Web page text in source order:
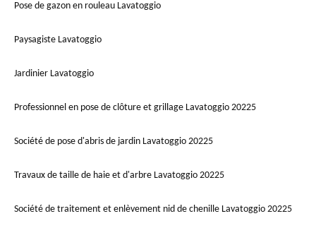
Pose de gazon en rouleau Lavatoggio
Paysagiste Lavatoggio
Jardinier Lavatoggio
Professionnel en pose de clôture et grillage Lavatoggio 20225
Société de pose d'abris de jardin Lavatoggio 20225
Travaux de taille de haie et d'arbre Lavatoggio 20225
Société de traitement et enlèvement nid de chenille Lavatoggio 20225